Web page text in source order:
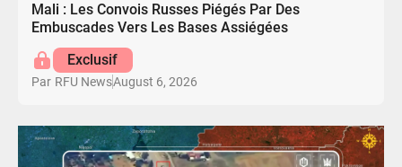
Mali : Les Convois Russes Piégés Par Des
Embuscades Vers Les Bases Assiégées
Exclusif
Par RFU NewsAugust 6, 2026